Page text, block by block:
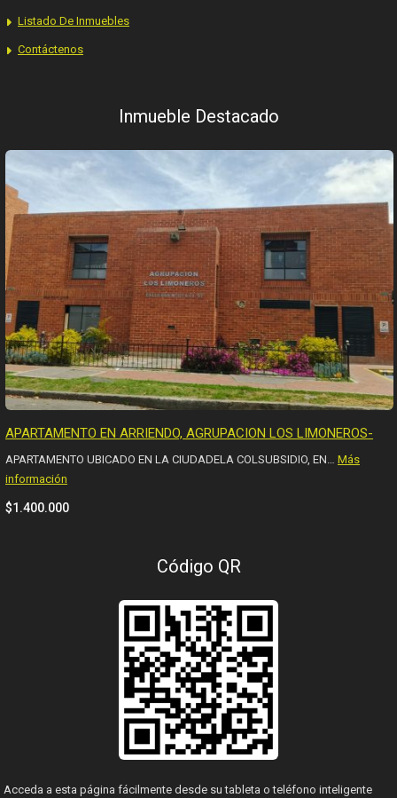
Listado De Inmuebles
Contáctenos
Inmueble Destacado
APARTAMENTO EN ARRIENDO, AGRUPACION LOS LIMONEROS-
APARTAMENTO UBICADO EN LA CIUDADELA COLSUBSIDIO, EN… Más
información
$1.400.000
Código QR
Acceda a esta página fácilmente desde su tableta o teléfono inteligente